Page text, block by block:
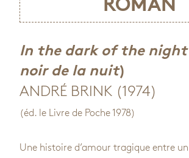
ROMAN
In the dark of the night
noir de la nuit)
ANDRÉ BRINK (1974)
(éd. le Livre de Poche 1978)
Une histoire d’amour tragique entre